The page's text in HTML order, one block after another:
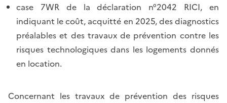
case 7WR de la déclaration n°2042 RICI, en
indiquant le coût, acquitté en 2025, des diagnostics
préalables et des travaux de prévention contre les
risques technologiques dans les logements donnés
en location.
Concernant les travaux de prévention des risques